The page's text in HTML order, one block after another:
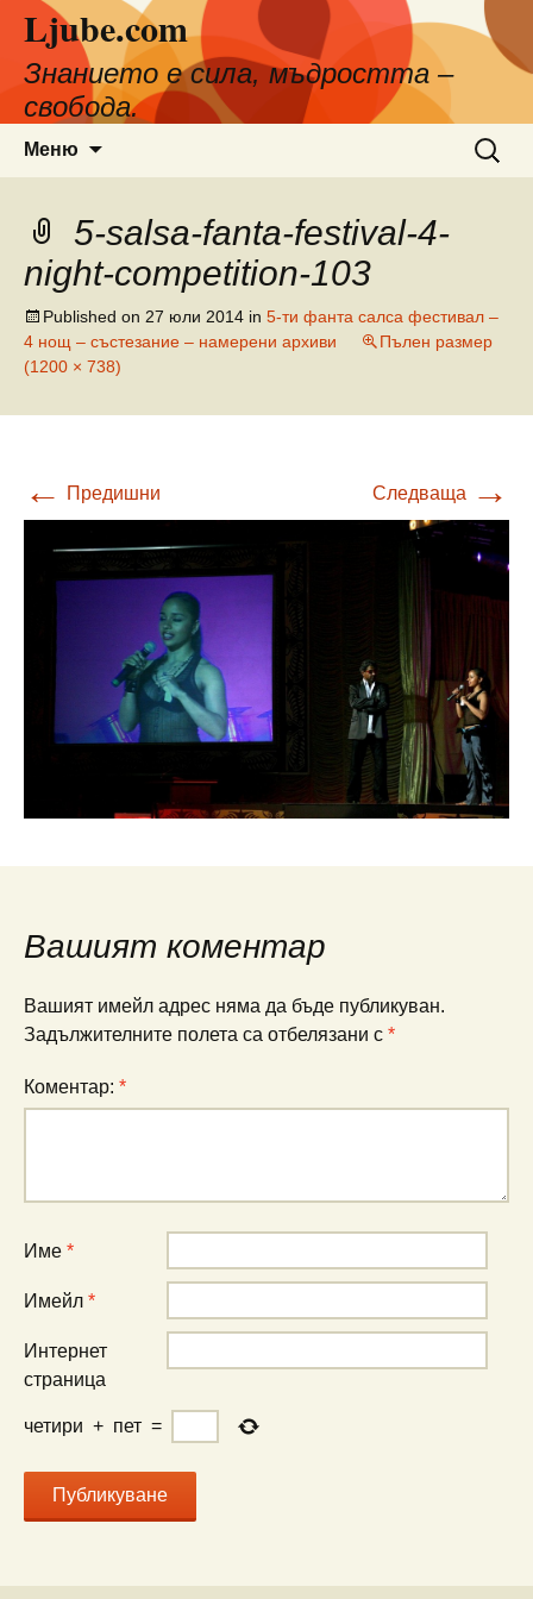
съдържанието
Ljube.com
Знанието е сила, мъдростта –
свобода.
Меню
за:
5-salsa-fanta-festival-4-
night-competition-103
Published on 27 юли 2014 in 5-ти фанта салса фестивал –
4 нощ – състезание – намерени архиви
Пълен размер
(1200 × 738)
← Предишни Следваща →
Вашият коментар
Вашият имейл адрес няма да бъде публикуван.
Задължителните полета са отбелязани с *
Коментар: *
Име *
Имейл *
Интернет
страница
четири + пет =